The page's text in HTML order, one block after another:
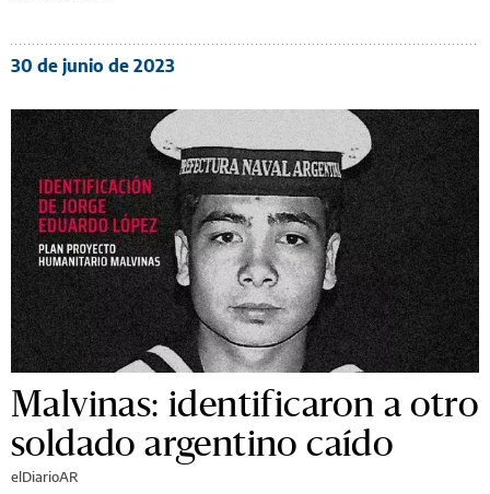
30 de junio de 2023
Malvinas: identificaron a otro
soldado argentino caído
elDiarioAR